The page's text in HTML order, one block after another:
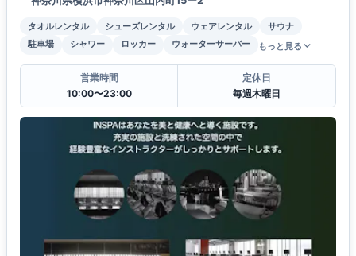
タオルレンタル シューズレンタル ウェアレンタル
サウナ
駐車場
シャワー ロッカー ウォーターサーバー もっと見る
営業時間
10:00〜23:00
定休日
毎週木曜日